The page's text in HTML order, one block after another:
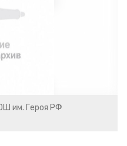
им. Героя РФ